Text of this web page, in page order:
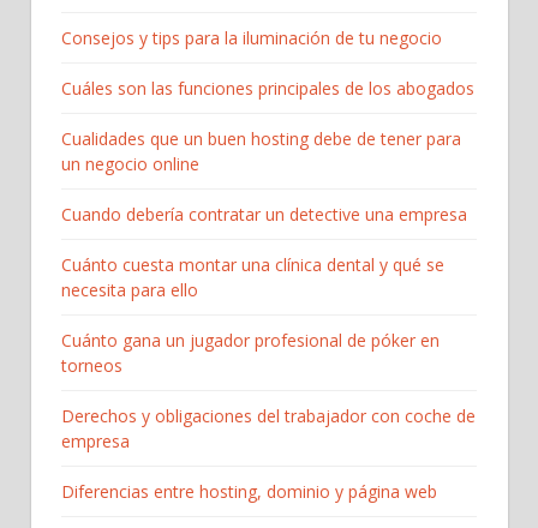
Consejos y tips para la iluminación de tu negocio
Cuáles son las funciones principales de los abogados
Cualidades que un buen hosting debe de tener para
un negocio online
Cuando debería contratar un detective una empresa
Cuánto cuesta montar una clínica dental y qué se
necesita para ello
Cuánto gana un jugador profesional de póker en
torneos
Derechos y obligaciones del trabajador con coche de
empresa
Diferencias entre hosting, dominio y página web